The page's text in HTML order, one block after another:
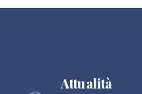
Attualità